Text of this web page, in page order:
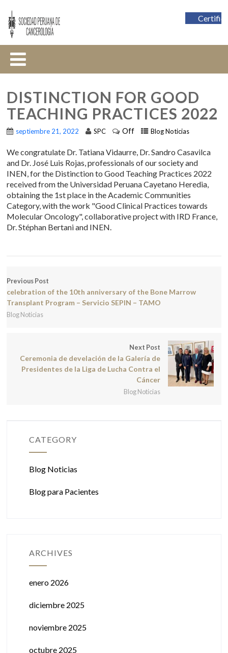
DISTINCTION FOR GOOD
TEACHING PRACTICES 2022
septiembre 21, 2022 SPC Off Blog Noticias
We congratulate Dr. Tatiana Vidaurre, Dr. Sandro Casavilca
and Dr. José Luis Rojas, professionals of our society and
INEN, for the Distinction to Good Teaching Practices 2022
received from the Universidad Peruana Cayetano Heredia,
obtaining the 1st place in the Academic Communities
Category, with the work "Good Clinical Practices towards
Molecular Oncology", collaborative project with IRD France,
Dr. Stéphan Bertani and INEN.
Previous Post
celebration of the 10th anniversary of the Bone Marrow
Transplant Program – Servicio SEPIN – TAMO
Blog Noticias
Next Post
Ceremonia de develación de la Galería de
Presidentes de la Liga de Lucha Contra el
Cáncer
Blog Noticias
CATEGORY
Blog Noticias
Blog para Pacientes
ARCHIVES
enero 2026
diciembre 2025
noviembre 2025
octubre 2025